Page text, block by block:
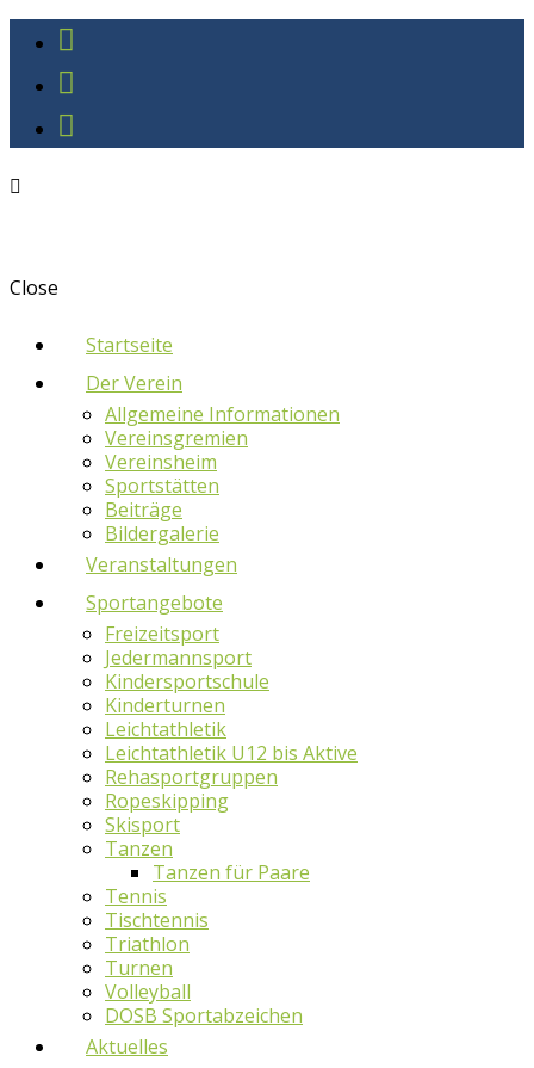
Close
Startseite
Der Verein
Allgemeine Informationen
Vereinsgremien
Vereinsheim
Sportstätten
Beiträge
Bildergalerie
Veranstaltungen
Sportangebote
Freizeitsport
Jedermannsport
Kindersportschule
Kinderturnen
Leichtathletik
Leichtathletik U12 bis Aktive
Rehasportgruppen
Ropeskipping
Skisport
Tanzen
Tanzen für Paare
Tennis
Tischtennis
Triathlon
Turnen
Volleyball
DOSB Sportabzeichen
Aktuelles